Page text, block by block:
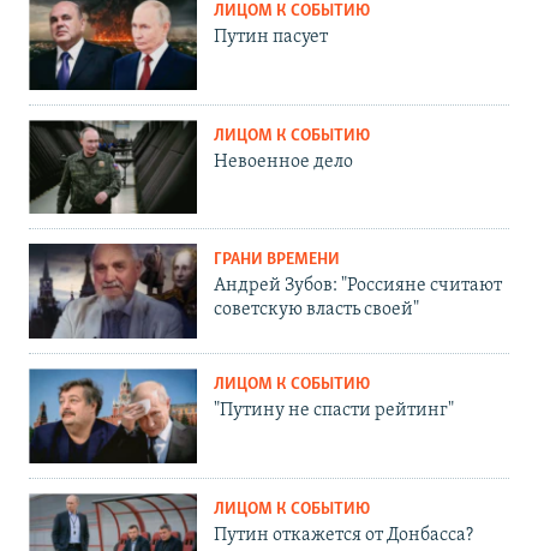
ЛИЦОМ К СОБЫТИЮ
Путин пасует
ЛИЦОМ К СОБЫТИЮ
Невоенное дело
ГРАНИ ВРЕМЕНИ
Андрей Зубов: "Россияне считают
советскую власть своей"
ЛИЦОМ К СОБЫТИЮ
"Путину не спасти рейтинг"
ЛИЦОМ К СОБЫТИЮ
Путин откажется от Донбасса?